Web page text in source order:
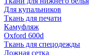
Для купальников
Ткань для печати
Камуфляж
Oxford 600d
Ткань для спецодежды
Ложная сетка